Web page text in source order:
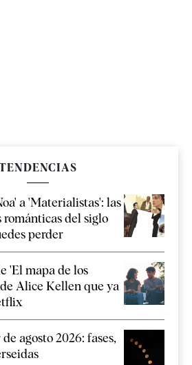
a 'Materialistas': las
románticas del siglo
perder
'El mapa de los
Alice Kellen que ya
agosto 2026: fases,